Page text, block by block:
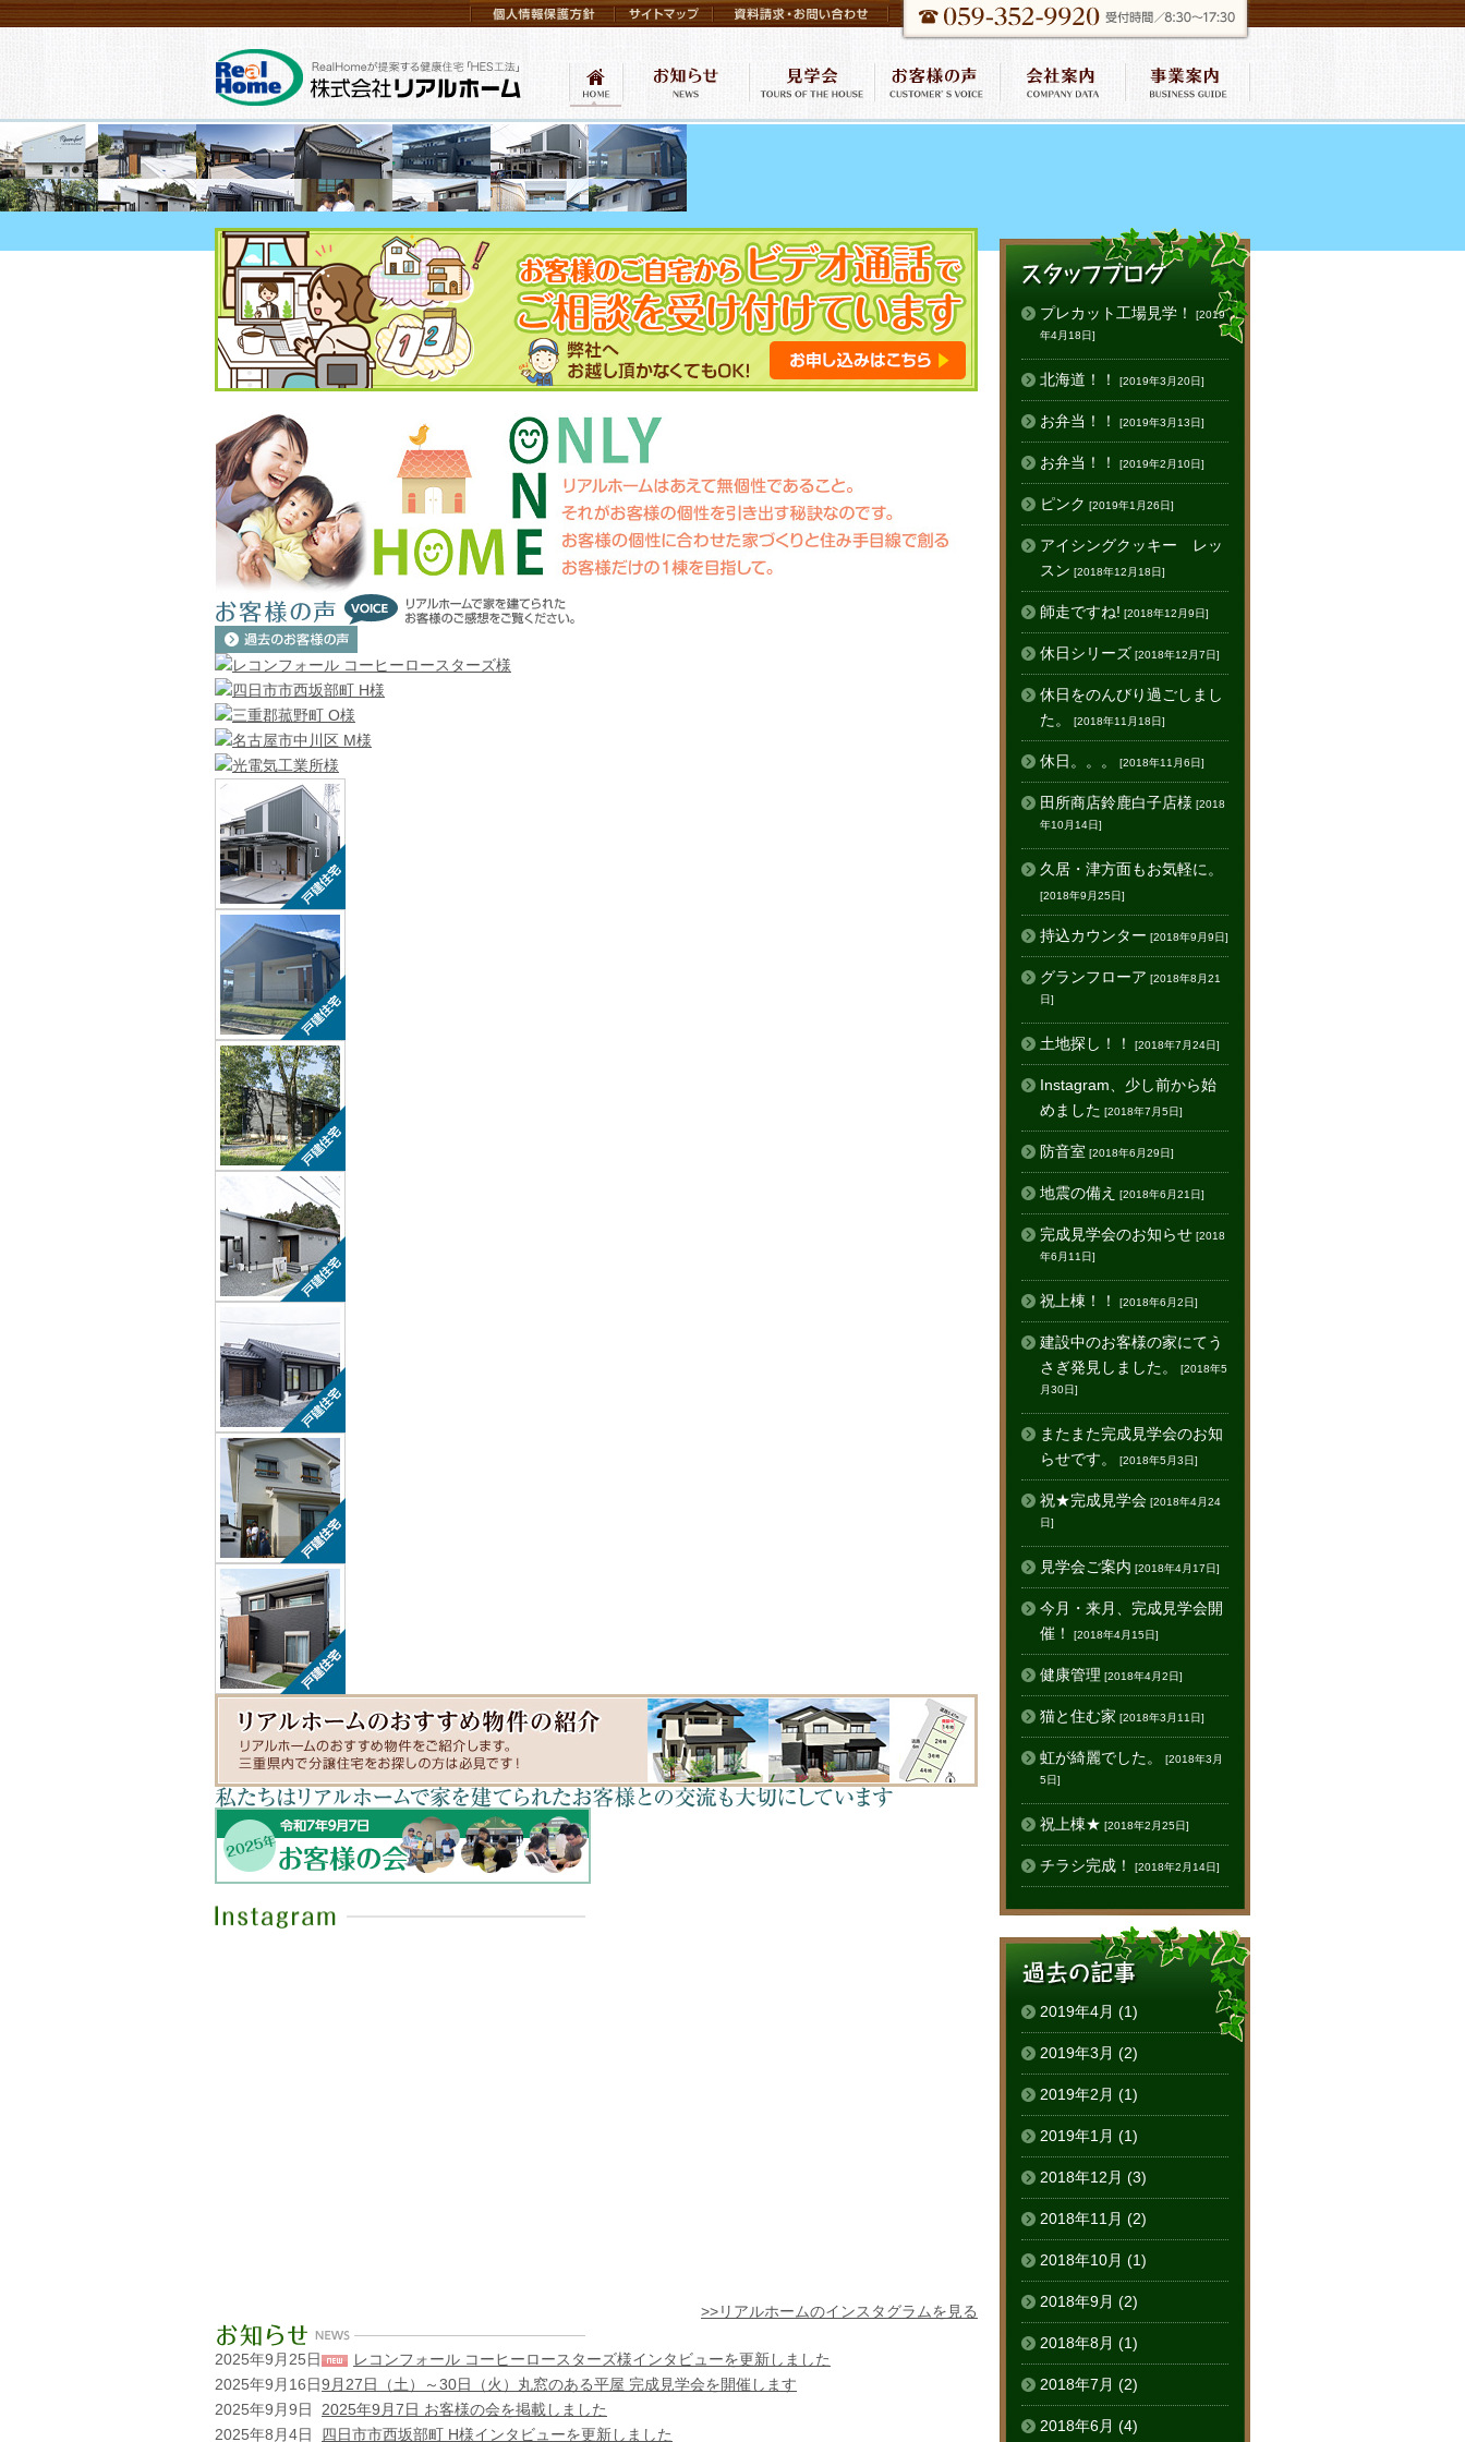
>>リアルホームのインスタグラムを見る
2025年9月25日
レコンフォール コーヒーロースターズ様インタビューを更新しました
2025年9月16日9月27日（土）～30日（火）丸窓のある平屋 完成見学会を開催します
2025年9月9日
2025年9月7日 お客様の会を掲載しました
2025年8月4日
四日市市西坂部町 H様インタビューを更新しました
プレカット工場見学！ [2019
年4月18日]
北海道！！ [2019年3月20日]
お弁当！！ [2019年3月13日]
お弁当！！ [2019年2月10日]
ピンク [2019年1月26日]
アイシングクッキー レッ
スン [2018年12月18日]
師走ですね! [2018年12月9日]
休日シリーズ [2018年12月7日]
休日をのんびり過ごしまし
た。
[2018年11月18日]
休日。。。 [2018年11月6日]
田所商店鈴鹿白子店様 [2018
年10月14日]
久居・津方面もお気軽に。
[2018年9月25日]
持込カウンター [2018年9月9日]
グランフローア [2018年8月21
日]
土地探し！！ [2018年7月24日]
Instagram、少し前から始
めました [2018年7月5日]
防音室 [2018年6月29日]
地震の備え [2018年6月21日]
完成見学会のお知らせ [2018
年6月11日]
祝上棟！！ [2018年6月2日]
建設中のお客様の家にてう
さぎ発見しました。
[2018年5
月30日]
またまた完成見学会のお知
らせです。
[2018年5月3日]
祝★完成見学会 [2018年4月24
日]
見学会ご案内 [2018年4月17日]
今月・来月、完成見学会開
催！
[2018年4月15日]
健康管理 [2018年4月2日]
猫と住む家 [2018年3月11日]
虹が綺麗でした。 [2018年3月
5日]
祝上棟★ [2018年2月25日]
チラシ完成！ [2018年2月14日]
2019年4月 (1)
2019年3月 (2)
2019年2月 (1)
2019年1月 (1)
2018年12月 (3)
2018年11月 (2)
2018年10月 (1)
2018年9月 (2)
2018年8月 (1)
2018年7月 (2)
2018年6月 (4)